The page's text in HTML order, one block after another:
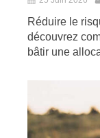
Réduire le
découvrez
bâtir une